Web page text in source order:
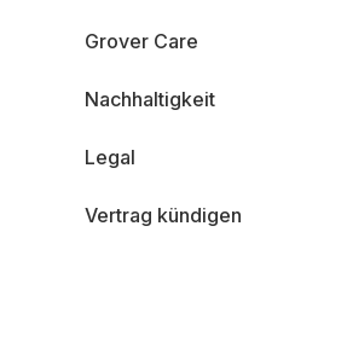
Grover Care
Nachhaltigkeit
Legal
Vertrag kündigen